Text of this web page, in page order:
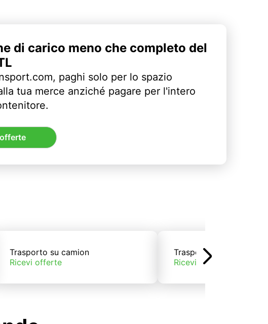
di carico meno che completo del
paghi solo per lo spazio
tua merce anziché pagare per l'intero
Trasporto su camion
Ricevi offerte
Trasporto su treno
Ricevi offerte